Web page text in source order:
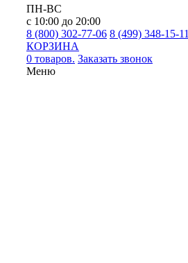
ПН-ВС
с 10:00 до 20:00
8 (800) 302-77-06 8 (499) 348-15-11
КОРЗИНА
0 товаров. Заказать звонок
Меню